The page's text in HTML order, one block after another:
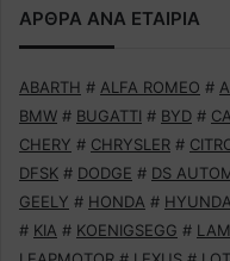
ΑΡΘΡΑ ΑΝΑ ΕΤΑΙΡΙΑ
ABARTH # ALFA ROMEO #
BMW # BUGATTI # BYD #
CHERY # CHRYSLER #
DFSK # DODGE # DS
GEELY # HONDA #
# KIA # KOENIGSEGG #